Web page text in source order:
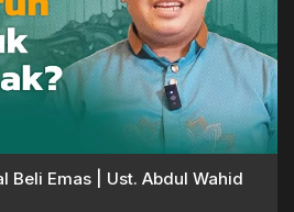
Beli Emas | Ust. Abdul Wahid